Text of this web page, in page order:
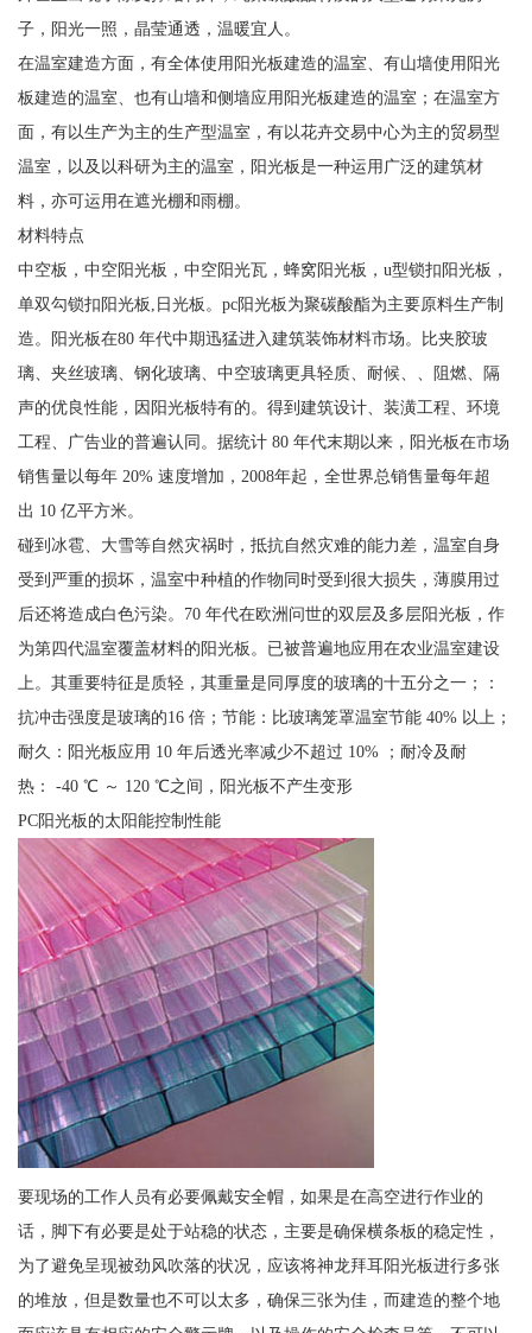
子，阳光一照，晶莹通透，温暖宜人。
在温室建造方面，有全体使用阳光板建造的温室、有山墙使用阳光
板建造的温室、也有山墙和侧墙应用阳光板建造的温室；在温室方
面，有以生产为主的生产型温室，有以花卉交易中心为主的贸易型
温室，以及以科研为主的温室，阳光板是一种运用广泛的建筑材
料，亦可运用在遮光棚和雨棚。
材料特点
中空板，中空阳光板，中空阳光瓦，蜂窝阳光板，u型锁扣阳光板，
单双勾锁扣阳光板,日光板。pc阳光板为聚碳酸酯为主要原料生产制
造。阳光板在80 年代中期迅猛进入建筑装饰材料市场。比夹胶玻
璃、夹丝玻璃、钢化玻璃、中空玻璃更具轻质、耐候、、阻燃、隔
声的优良性能，因阳光板特有的。得到建筑设计、装潢工程、环境
工程、广告业的普遍认同。据统计 80 年代末期以来，阳光板在市场
销售量以每年 20% 速度增加，2008年起，全世界总销售量每年超
出 10 亿平方米。
碰到冰雹、大雪等自然灾祸时，抵抗自然灾难的能力差，温室自身
受到严重的损坏，温室中种植的作物同时受到很大损失，薄膜用过
后还将造成白色污染。70 年代在欧洲问世的双层及多层阳光板，作
为第四代温室覆盖材料的阳光板。已被普遍地应用在农业温室建设
上。其重要特征是质轻，其重量是同厚度的玻璃的十五分之一；：
抗冲击强度是玻璃的16 倍；节能：比玻璃笼罩温室节能 40% 以上；
耐久：阳光板应用 10 年后透光率减少不超过 10% ；耐冷及耐
热： -40 ℃ ～ 120 ℃之间，阳光板不产生变形
PC阳光板的太阳能控制性能
要现场的工作人员有必要佩戴安全帽，如果是在高空进行作业的
话，脚下有必要是处于站稳的状态，主要是确保横条板的稳定性，
为了避免呈现被劲风吹落的状况，应该将神龙拜耳阳光板进行多张
的堆放，但是数量也不可以太多，确保三张为佳，而建造的整个地